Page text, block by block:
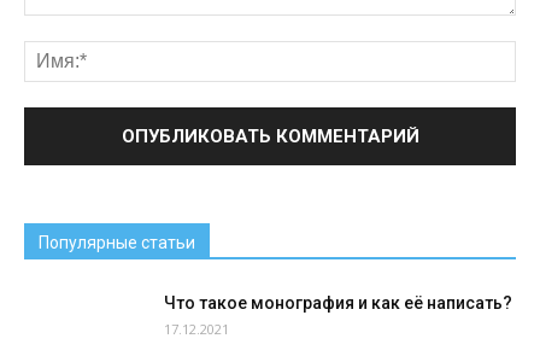
Популярные статьи
Что такое монография и как её написать?
17.12.2021